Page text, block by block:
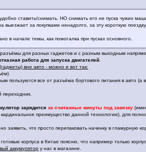
ставить/снимать. НО снимать его не пуска чужих
за покупками ненадолго, за эту короткую
в начале темы, как помогалка при пусках основного.
для разных гаджетов и с разным выходным
работа для запуска двигателей.
вне авто - можно и вот так:
пользуются все от разъёма бортового питания в авто
переходник.
зарядитсяза считанные минуты под завязку
кардинальное преимущество данной технологии), для
заявить, что просто перепаковать начинку в
корпуса в Китае поясню, что например только
аккумулятор у нас в магазине.